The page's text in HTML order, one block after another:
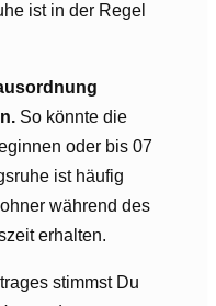
ist in der Regel
So könnte die
oder bis 07
ist häufig
während des
erhalten.
stimmst Du